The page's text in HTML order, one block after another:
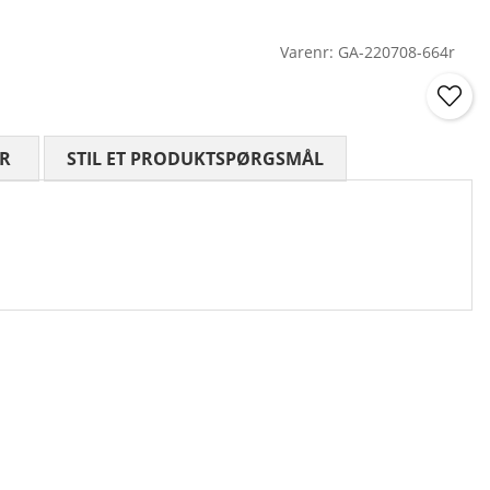
Varenr: GA-220708-664r
GENNEMSNITLIG VURDERING 0 UD AF 5 ANTAL
STIL ET PRODUKTSPØRGSMÅL